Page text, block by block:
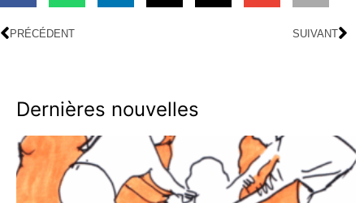
PRÉCÉDENT SUIVANT
Dernières nouvelles